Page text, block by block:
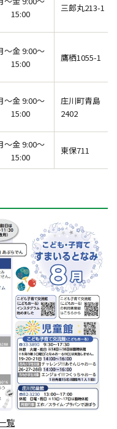
15:00
三郎丸213-1
～金 9:00～
15:00
鷹栖1055-1
～金 9:00～
15:00
庄川町青島
2402
～金 9:00～
15:00
東保711
覧